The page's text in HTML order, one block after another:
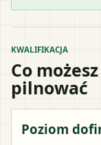
KWALIFIKACJA
Co
pilnować
Poziom